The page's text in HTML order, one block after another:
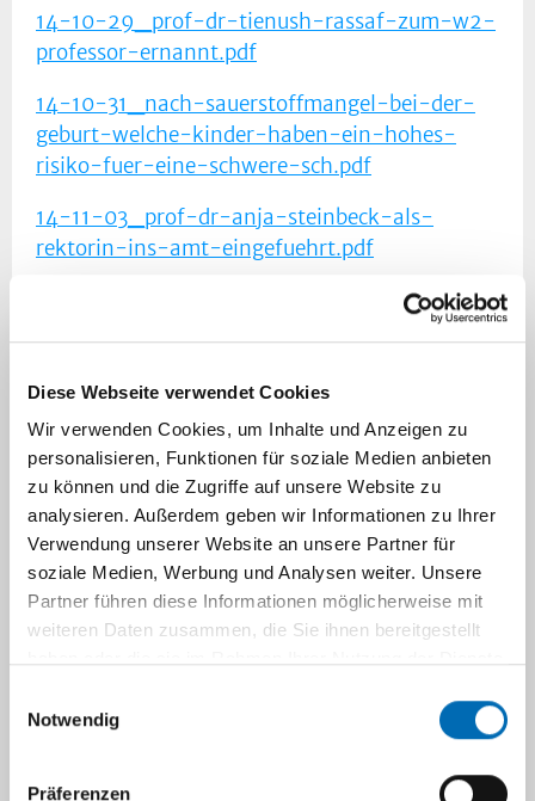
Diese Webseite verwendet Cookies
Wir verwenden Cookies, um Inhalte und Anzeigen zu
personalisieren, Funktionen für soziale Medien anbieten
zu können und die Zugriffe auf unsere Website zu
analysieren. Außerdem geben wir Informationen zu Ihrer
Verwendung unserer Website an unsere Partner für
soziale Medien, Werbung und Analysen weiter. Unsere
Partner führen diese Informationen möglicherweise mit
weiteren Daten zusammen, die Sie ihnen bereitgestellt
Notwendig
Präferenzen
14-10-29_prof-dr-tienush-rassaf-zum-w2-
professor-ernannt.pdf
14-10-31_nach-sauerstoffmangel-bei-der-
geburt-welche-kinder-haben-ein-hohes-
risiko-fuer-eine-schwere-sch.pdf
14-11-03_prof-dr-anja-steinbeck-als-
rektorin-ins-amt-eingefuehrt.pdf
14-11-03_retina-kamera-verbessert-
behandlung-von-fruehchen-nachhaltig.pdf
14-11-05_emotionale-signale-aus-dem-
14-11-10_prof-dr-stefan-egelhaaf-ist-
neuer-dfg-vertrauensdozent-an-der-hhu.pdf
14-11-12_auftakt-fuer-deutschlands-
groesste-gesundheitsstudie.pdf
14-11-12_elterninitiative-kinderkrebsklinik-
ev-uebergibt-spielplatz-an-die-uniklinik.pdf
14-11-13_universitaetsklinika-in-nrw-
14-11-18_regenerationsfaehigkeit-der-leber-